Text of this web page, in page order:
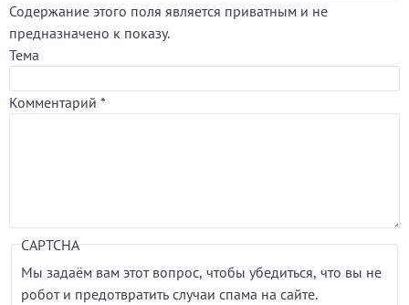
Содержание этого поля является приватным и не
предназначено к показу.
Тема
Комментарий *
CAPTCHA
Мы задаём вам этот вопрос, чтобы убедиться, что вы не
робот и предотвратить случаи спама на сайте.